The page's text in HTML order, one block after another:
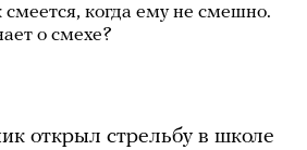
смеется, когда ему не смешно.
о смехе?
открыл стрельбу в школе